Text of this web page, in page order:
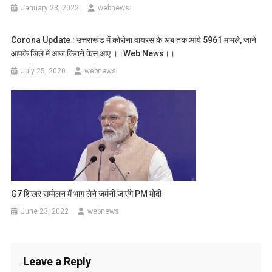
January 23, 2022 webnews
Corona Update : उत्तराखंड में कोरोना वायरस के अब तक आये 5961 मामले, जाने
आपके जिले में आज कितने केस आए ।।web News।।
July 25, 2020 webnews
G7 शिखर सम्मेलन में भाग लेने जर्मनी जाएंगे PM मोदी
June 23, 2022 webnews
Leave a Reply